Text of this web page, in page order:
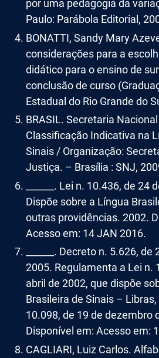
por uma pedagogia da
Paulo: Parábola Editorial,
BONATTI, Sandy Mary
considerações para a
didático para o ensino de
conclusão de curso
Estadual do Rio Grande do
BRASIL. Secretaria
Classificação Indicativa na
Sinais / Organização:
Justiça. – Brasília : SNJ,
______. Lei n. 10.436, de 24
Dispõe sobre a Língua
outras providências. 2002.
Acesso em: 14 JAN 2016.
______. Decreto n. 5.626,
2005. Regulamenta a Lei n.
abril de 2002, que dispõe
Brasileira de Sinais –
10.098, de 19 de dezembro
Disponível em: Acesso em:
CAGLIARI, Luiz Carlos.